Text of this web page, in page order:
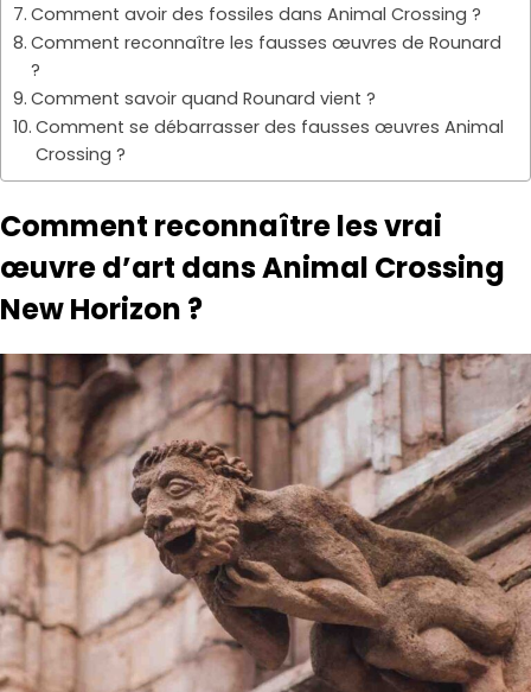
Comment avoir des fossiles dans Animal Crossing ?
Comment reconnaître les fausses œuvres de Rounard
?
Comment savoir quand Rounard vient ?
Comment se débarrasser des fausses œuvres Animal
Crossing ?
Comment reconnaître les vrai
œuvre d’art dans Animal Crossing
New Horizon ?